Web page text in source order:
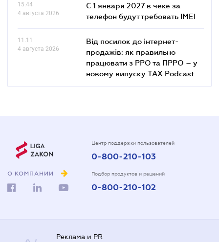
15.44
4 августа 2026
С 1 января 2027 в чеке за
телефон будут требовать IMEI
11.11
4 августа 2026
Від посилок до інтернет-
продажів: як правильно
працювати з РРО та ПРРО – у
новому випуску TAX Podcast
О КОМПАНИИ
Центр поддержки пользователей
0-800-210-103
Подбор продуктов и решений
0-800-210-102
Реклама и PR